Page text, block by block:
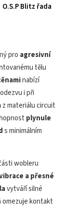
O.S.P Blitz řada
pro agresivní
tělu
nabízí
i při
z materiálu circuit
plynule
s minimálním
wobleru
a přesné
vytváří silné
omezuje kontakt